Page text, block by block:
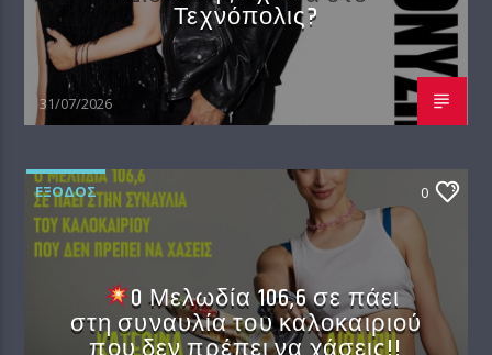
Τεχνόπολις?
31/07/2026
EΞΟΔΟΣ 0
O Μελωδία 106,6 σε πάει
στη συναυλία του καλοκαιριού